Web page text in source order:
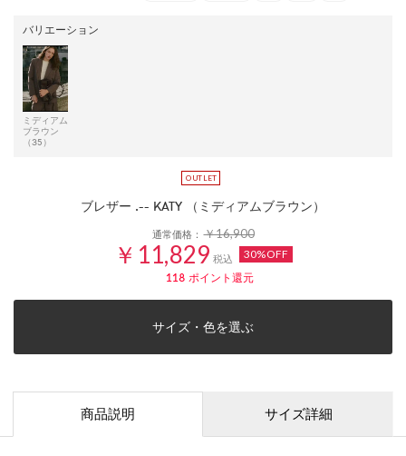
バリエーション
ミディアム
ブラウン
（35）
ブレザー .-- KATY （ミディアムブラウン）
通常価格：￥16,900
￥11,829 税込 30%OFF
118 ポイント還元
サイズ・色を選ぶ
商品説明 サイズ詳細